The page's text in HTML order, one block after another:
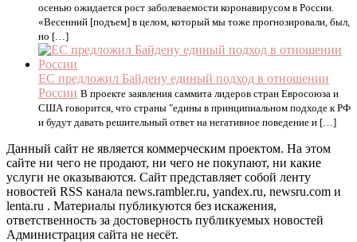
осенью ожидается рост заболеваемости коронавирусом в России.
«Весенний [подъем] в целом, который мы тоже прогнозировали, был,
но […]
ЕС предложил Байдену единый подход в отношении
России В проекте заявления саммита лидеров стран Евросоюза и
США говорится, что страны "едины в принципиальном подходе к РФ
и будут давать решительный ответ на негативное поведение и […]
Данный сайт не является коммерческим проектом. На этом
сайте ни чего не продают, ни чего не покупают, ни какие
услуги не оказываются. Сайт представляет собой ленту
новостей RSS канала news.rambler.ru, yandex.ru, newsru.com и
lenta.ru . Материалы публикуются без искажения,
ответственность за достоверность публикуемых новостей
Администрация сайта не несёт.